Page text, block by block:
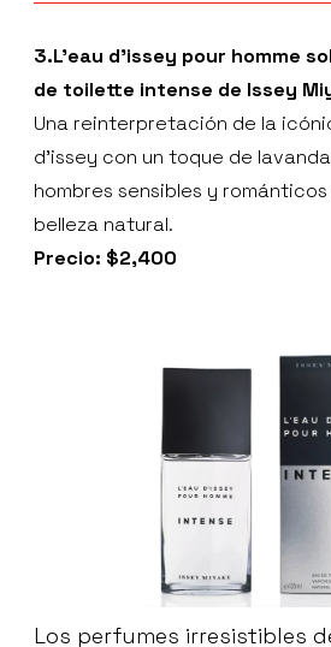
3.L’eau d’issey pour homme
de toilette intense de Issey
Una reinterpretación de la
d’issey con un toque de
hombres sensibles y
belleza natural.
Precio: $2,400
Los perfumes irresistibles